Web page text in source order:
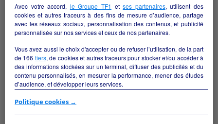
Boulangerie - Pâtisserie
Plumelec - 56420
Avec votre accord, le Groupe TF1 etses partenaires, utilisent des
cookies et autres traceurs à des fins de mesure d’audience, partage
avec les réseaux sociaux, personnalisation des contenus, et publicité
personnalisée sur nos services et ceux de nos partenaires.
Vous avez aussi le choix d'accepter ou de refuser l’utilisation, de la part
de 166 tiers, de cookies et autres traceurs pour stocker et/ou accéder à
des informations stockées sur un terminal, diffuser des publicités et du
contenu personnalisés, en mesurer la performance, mener des études
d’audience, et développer leurs services.
Si vous continuez sans accepter, les fonctionnalités liées à la
Politique cookies →